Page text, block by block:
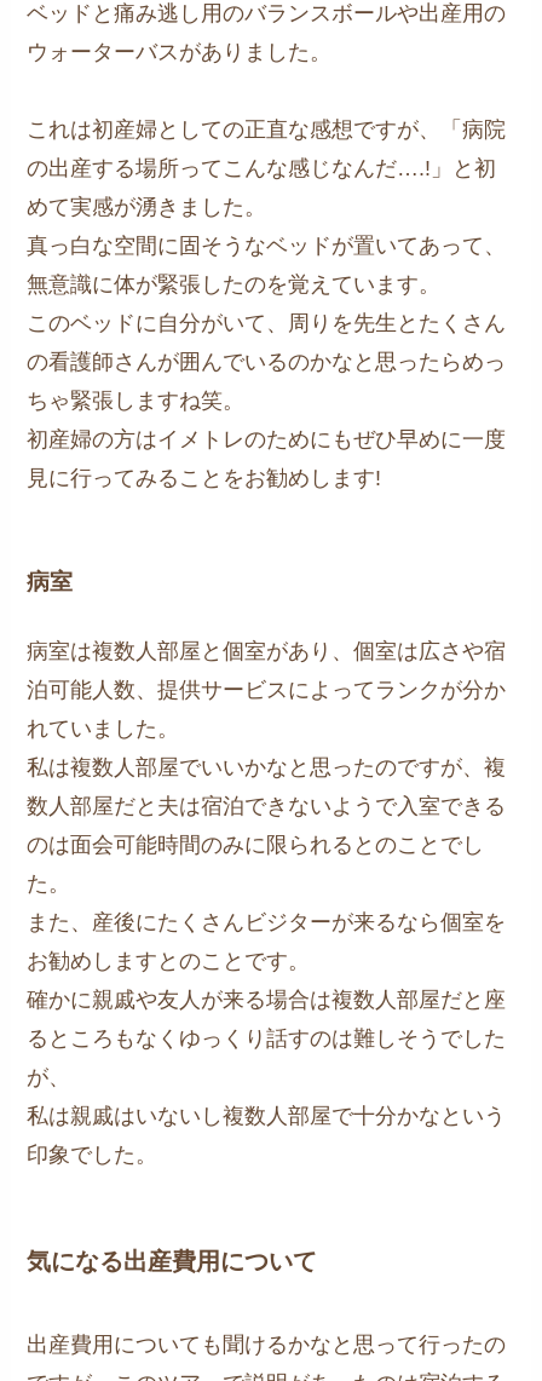
ベッドと痛み逃し用のバランスボールや出産用の
ウォーターバスがありました。
これは初産婦としての正直な感想ですが、「病院
の出産する場所ってこんな感じなんだ….!」と初
めて実感が湧きました。
真っ白な空間に固そうなベッドが置いてあって、
無意識に体が緊張したのを覚えています。
このベッドに自分がいて、周りを先生とたくさん
の看護師さんが囲んでいるのかなと思ったらめっ
ちゃ緊張しますね笑。
初産婦の方はイメトレのためにもぜひ早めに一度
見に行ってみることをお勧めします!
病室
病室は複数人部屋と個室があり、個室は広さや宿
泊可能人数、提供サービスによってランクが分か
れていました。
私は複数人部屋でいいかなと思ったのですが、複
数人部屋だと夫は宿泊できないようで入室できる
のは面会可能時間のみに限られるとのことでし
た。
また、産後にたくさんビジターが来るなら個室を
お勧めしますとのことです。
確かに親戚や友人が来る場合は複数人部屋だと座
るところもなくゆっくり話すのは難しそうでした
が、
私は親戚はいないし複数人部屋で十分かなという
印象でした。
気になる出産費用について
出産費用についても聞けるかなと思って行ったの